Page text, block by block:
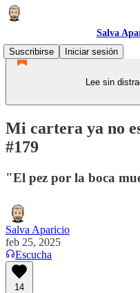
Salva
Suscribirse
Iniciar sesión
Lee sin
Mi cartera ya no
#179
"El pez por la boca
Salva Aparicio
feb 25, 2025
Escucha
14